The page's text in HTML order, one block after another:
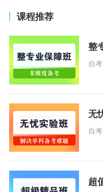
课程推荐
整
自
无
自
超